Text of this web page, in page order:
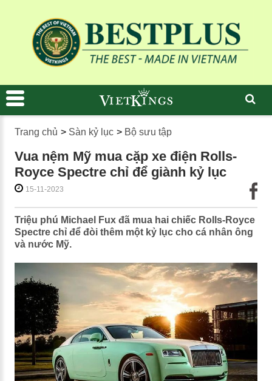
Trang chủ > Sàn kỷ lục > Bộ sưu tập
Vua nệm Mỹ mua cặp xe điện Rolls-
Royce Spectre chỉ để giành kỷ lục
15-11-2023
Triệu phú Michael Fux đã mua hai chiếc Rolls-Royce
Spectre chỉ để đòi thêm một kỷ lục cho cá nhân ông
và nước Mỹ.